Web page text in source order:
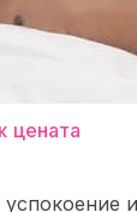
цената